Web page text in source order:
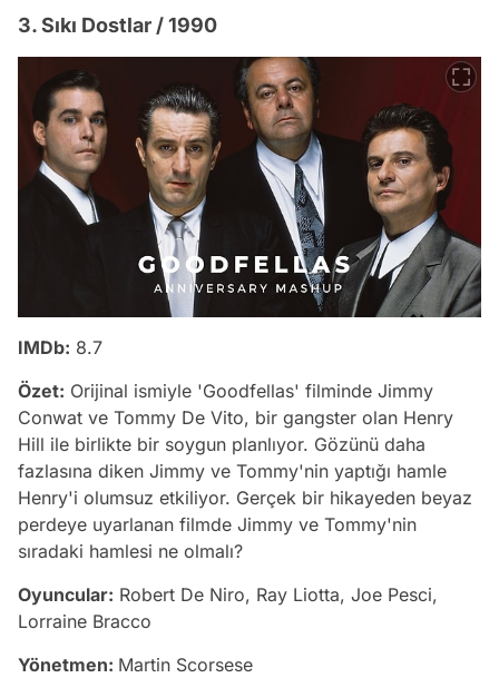
3. Sıkı Dostlar / 1990
IMDb: 8.7
Özet: Orijinal ismiyle 'Goodfellas' filminde Jimmy
Conwat ve Tommy De Vito, bir gangster olan Henry
Hill ile birlikte bir soygun planlıyor. Gözünü daha
fazlasına diken Jimmy ve Tommy'nin yaptığı hamle
Henry'i olumsuz etkiliyor. Gerçek bir hikayeden beyaz
perdeye uyarlanan filmde Jimmy ve Tommy'nin
sıradaki hamlesi ne olmalı?
Oyuncular: Robert De Niro, Ray Liotta, Joe Pesci,
Lorraine Bracco
Yönetmen: Martin Scorsese